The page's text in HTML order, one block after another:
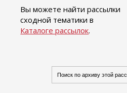
Вы можете найти рассылки
сходной тематики в
Каталоге рассылок.